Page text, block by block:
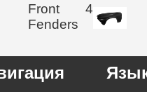
Front
Fenders
4